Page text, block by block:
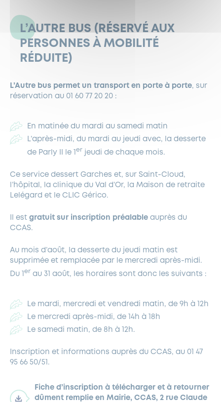
L’AUTRE BUS (RÉSERVÉ AUX
PERSONNES À MOBILITÉ
RÉDUITE)
L’Autre bus permet un transport en porte à porte, sur
réservation au 01 60 77 20 20 :
En matinée du mardi au samedi matin
L’après-midi, du mardi au jeudi avec, la desserte
de Parly II le 1
er jeudi de chaque mois.
Ce service dessert Garches et, sur Saint-Cloud,
l’hôpital, la clinique du Val d’Or, la Maison de retraite
Lelégard et le CLIC Gérico.
Il est gratuit sur inscription préalable auprès du
CCAS.
Au mois d’août, la desserte du jeudi matin est
supprimée et remplacée par le mercredi après-midi.
Du 1
er au 31 août, les horaires sont donc les suivants :
Le mardi, mercredi et vendredi matin, de 9h à 12h
Le mercredi après-midi, de 14h à 18h
Le samedi matin, de 8h à 12h.
Inscription et informations auprès du CCAS, au 01 47
95 66 50/51.
Fiche d’inscription à télécharger et à retourner
dûment remplie en Mairie, CCAS, 2 rue Claude